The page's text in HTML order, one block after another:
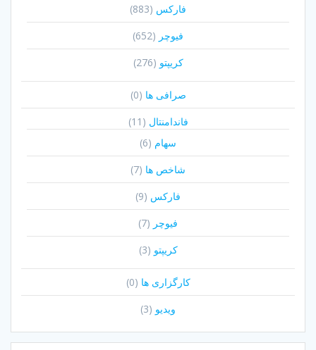
فارکس (883)
فیوچر (652)
کریپتو (276)
صرافی ها (0)
فاندامنتال (11)
سهام (6)
شاخص ها (7)
فارکس (9)
فیوچر (7)
کریپتو (3)
کارگزاری ها (0)
ویدیو (3)